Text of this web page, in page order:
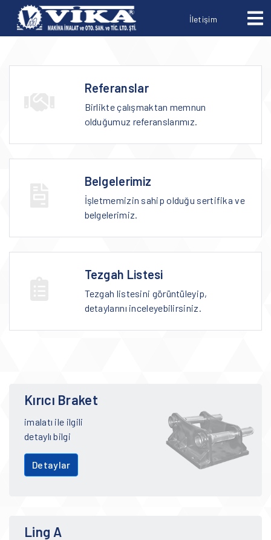
İletişim
Referanslar
Birlikte çalışmaktan memnun
olduğumuz referanslarımız.
Belgelerimiz
İşletmemizin sahip olduğu sertifika ve
belgelerimiz.
Tezgah Listesi
Tezgah listesini görüntüleyip,
detaylarını inceleyebilirsiniz.
Kırıcı Braket
imalatı ile ilgili
detaylı bilgi
Detaylar
Ling A